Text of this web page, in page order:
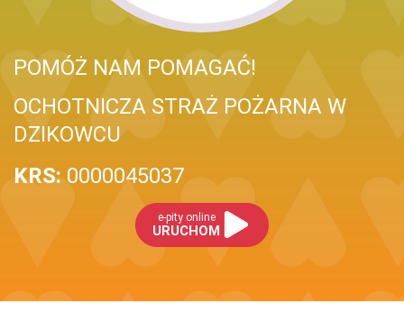
POMÓŻ NAM POMAGAĆ!
OCHOTNICZA STRAŻ POŻARNA W
DZIKOWCU
KRS: 0000045037
e-pity online
URUCHOM